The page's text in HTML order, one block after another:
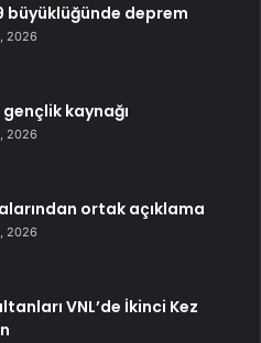
büyüklüğünde deprem
2026
kaynağı
2026
ortak açıklama
2026
VNL’de İkinci Kez